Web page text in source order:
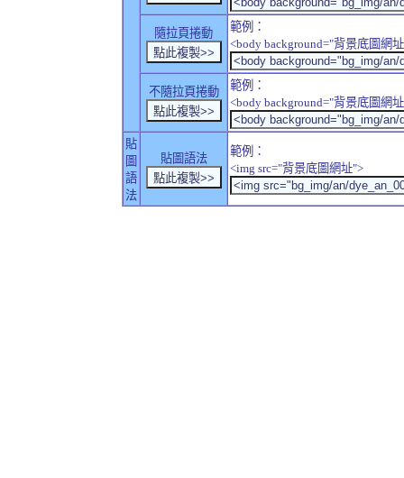
隨拉頁捲動
範例：
<body background="背景底圖網
不隨拉頁捲動
範例：
<body background="背景底圖網
貼
圖
語
法
貼圖語法
範例：
<img src="背景底圖網址">